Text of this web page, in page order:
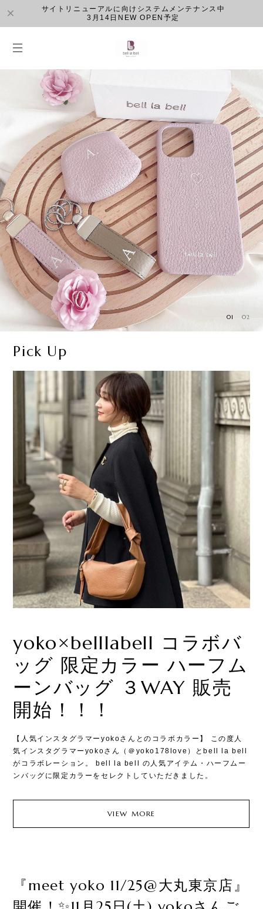
サイトリニューアルに向けシステムメンテナンス中
3月14日NEW OPEN予定
01 02
Pick Up
yoko×belllabell コラボバ
ッグ 限定カラー ハーフム
ーンバッグ ３WAY 販売
開始！！！
【人気インスタグラマーyokoさんとのコラボカラー】 この度人
気インスタグラマーyokoさん（＠yoko178love）とbell la bell
がコラボレーション。 bell la bell の人気アイテム・ハーフムー
ンバッグに限定カラーをセレクトしていただきました。
VIEW MORE
『meet yoko 11/25@大丸東京店』